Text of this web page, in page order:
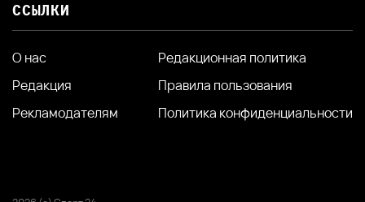
ССЫЛКИ
О нас
Редакция
Рекламодателям
Редакционная политика
Правила пользования
Политика конфиденциальности